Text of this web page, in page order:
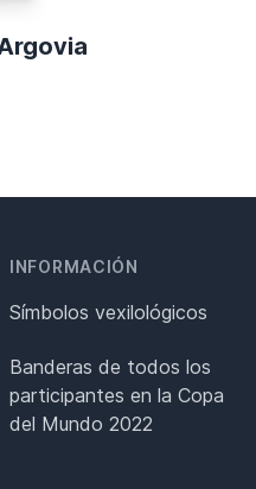
INFORMACIÓN
Símbolos vexilológicos
Banderas de todos los
participantes en la Copa
del Mundo 2022